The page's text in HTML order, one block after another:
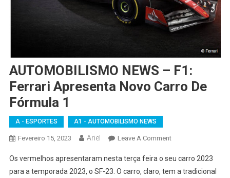
AUTOMOBILISMO NEWS – F1:
Ferrari Apresenta Novo Carro De
Fórmula 1
A - ESPORTES A1 - AUTOMOBILISMO NEWS
Fevereiro 15, 2023 Ariel Leave A CommentOn
NEWS
–
Os vermelhos apresentaram nesta terça feira o seu carro 2023
para a temporada 2023, o SF-23. O carro, claro, tem a tradicional